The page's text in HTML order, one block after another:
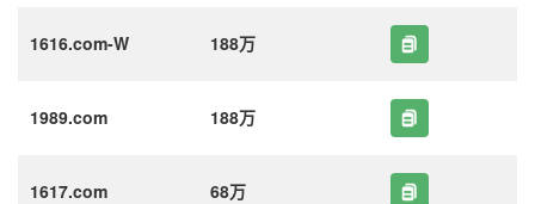
1616.com-W 188万
1989.com 188万
1617.com 68万